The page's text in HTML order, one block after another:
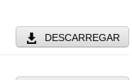
DESCARREGAR